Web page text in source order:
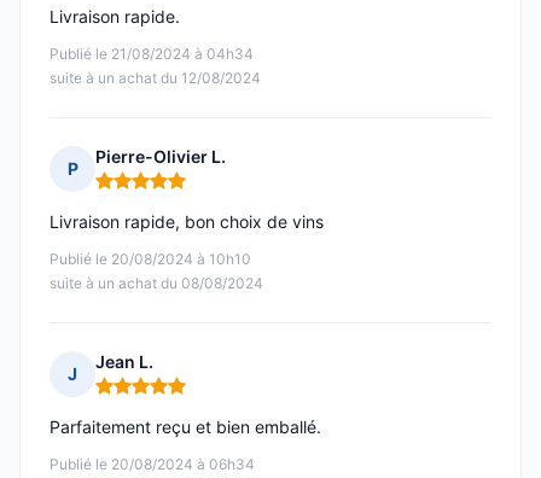
Publié le 21/08/2024 à 04h34
suite à un achat du 12/08/2024
Livraison rapide.
P
Pierre-Olivier L.
Note : 5 sur 5
Publié le 20/08/2024 à 10h10
suite à un achat du 08/08/2024
Livraison rapide, bon choix de vins
J
Jean L.
Note : 5 sur 5
Publié le 20/08/2024 à 06h34
Parfaitement reçu et bien emballé.